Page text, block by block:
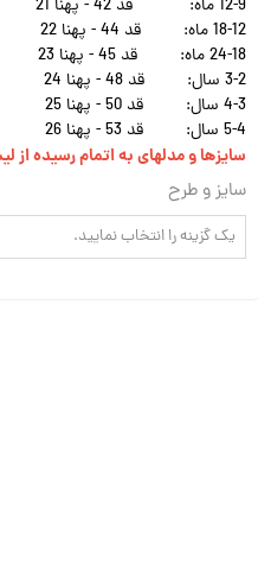
12-9 ماه:
قد 42 - پهنا 21
18-12 ماه:
قد 44 - پهنا 22
24-18 ماه:
قد 45 - پهنا 23
3-2 سال:
قد 48 - پهنا 24
4-3 سال:
قد 50 - پهنا 25
5-4 سال:
قد 53 - پهنا 26
سایزها و مدلهای به اتمام رسیده
سایز و طرح
یک گزینه را انتخاب نمایید.